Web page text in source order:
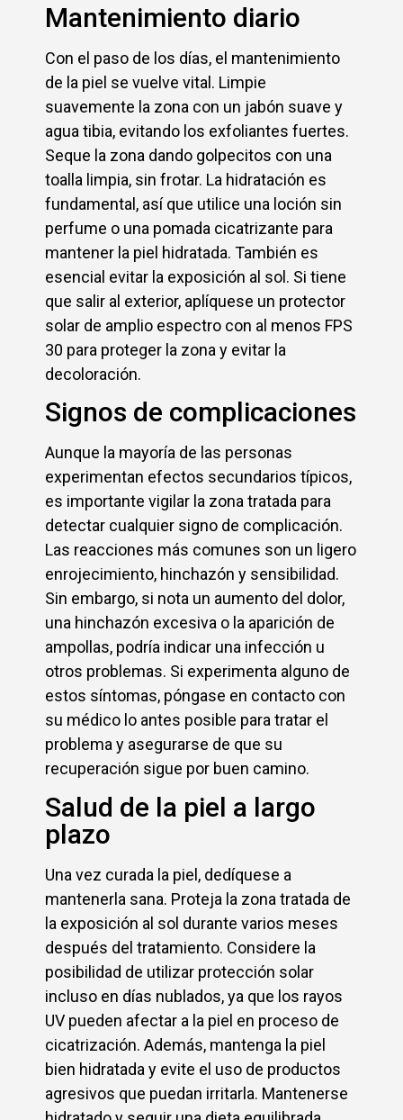
Mantenimiento diario
Con el paso de los días, el mantenimiento
de la piel se vuelve vital. Limpie
suavemente la zona con un jabón suave y
agua tibia, evitando los exfoliantes fuertes.
Seque la zona dando golpecitos con una
toalla limpia, sin frotar. La hidratación es
fundamental, así que utilice una loción sin
perfume o una pomada cicatrizante para
mantener la piel hidratada. También es
esencial evitar la exposición al sol. Si tiene
que salir al exterior, aplíquese un protector
solar de amplio espectro con al menos FPS
30 para proteger la zona y evitar la
decoloración.
Signos de complicaciones
Aunque la mayoría de las personas
experimentan efectos secundarios típicos,
es importante vigilar la zona tratada para
detectar cualquier signo de complicación.
Las reacciones más comunes son un ligero
enrojecimiento, hinchazón y sensibilidad.
Sin embargo, si nota un aumento del dolor,
una hinchazón excesiva o la aparición de
ampollas, podría indicar una infección u
otros problemas. Si experimenta alguno de
estos síntomas, póngase en contacto con
su médico lo antes posible para tratar el
problema y asegurarse de que su
recuperación sigue por buen camino.
Salud de la piel a largo
plazo
Una vez curada la piel, dedíquese a
mantenerla sana. Proteja la zona tratada de
la exposición al sol durante varios meses
después del tratamiento. Considere la
posibilidad de utilizar protección solar
incluso en días nublados, ya que los rayos
UV pueden afectar a la piel en proceso de
cicatrización. Además, mantenga la piel
bien hidratada y evite el uso de productos
agresivos que puedan irritarla. Mantenerse